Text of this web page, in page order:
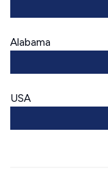
Alabama
USA